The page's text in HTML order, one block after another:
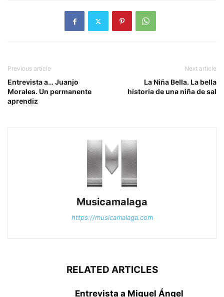
Previous article
Entrevista a… Juanjo
Morales. Un permanente
aprendiz
Next article
La Niña Bella. La bella
historia de una niña de sal
Musicamalaga
https://musicamalaga.com
RELATED ARTICLES
Entrevista a Miguel Ángel